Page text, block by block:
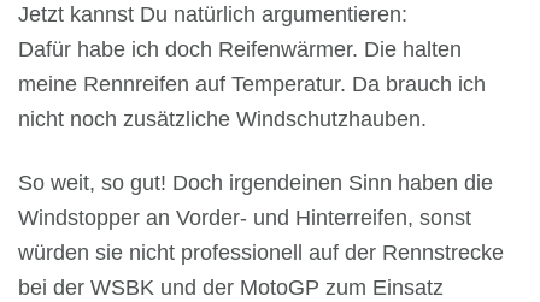
Jetzt kannst Du natürlich argumentieren:
Dafür habe ich doch Reifenwärmer. Die halten
meine Rennreifen auf Temperatur. Da brauch ich
nicht noch zusätzliche Windschutzhauben.
So weit, so gut! Doch irgendeinen Sinn haben die
Windstopper an Vorder- und Hinterreifen, sonst
würden sie nicht professionell auf der Rennstrecke
bei der WSBK und der MotoGP zum Einsatz